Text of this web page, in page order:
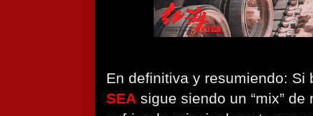
En definitiva y resumiendo: Si
SEA sigue siendo un “mix”